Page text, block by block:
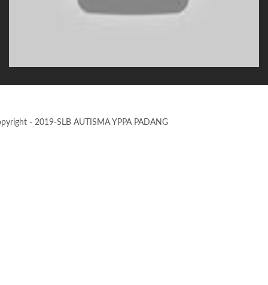
- 2019-SLB AUTISMA YPPA PADANG